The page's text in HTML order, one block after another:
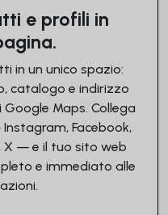
e profili in
in un unico spazio:
catalogo e indirizzo
Maps. Collega
Facebook,
X — e il tuo sito web
e immediato alle